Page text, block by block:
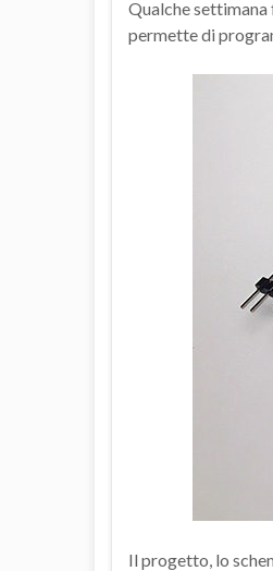
Qualche
permette di
Il progetto, lo